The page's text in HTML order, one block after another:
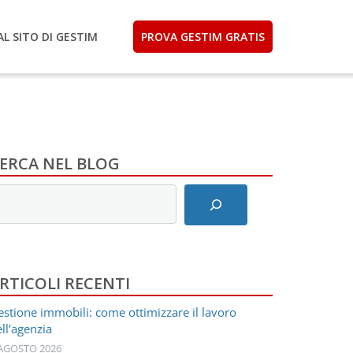
SITO DI GESTIM PROVA GESTIM GRATIS
NEL BLOG
RECENTI
immobili: come ottimizzare il lavoro
2026